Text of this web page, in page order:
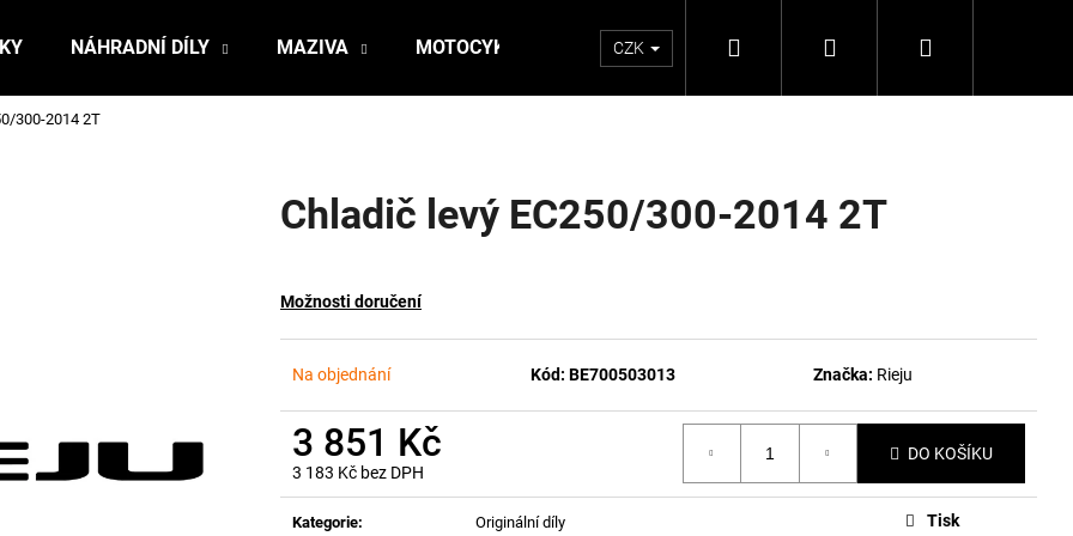
NÁHRADNÍ DÍLY MAZIVA MOTOCYKLY CZK Hledat PřihlášeníNákupní
300-2014 2T
Chladič levý EC250/300-2014 2T
Možnosti doručení
Na objednání Kód: BE700503013 Značka: Rieju
3 851 Kč
3 183 Kč bez DPH
Měrná
cena:
DO KOŠÍKU
Kategorie:
Originální díly
Tisk
Co potřebujete najít?
HLEDAT